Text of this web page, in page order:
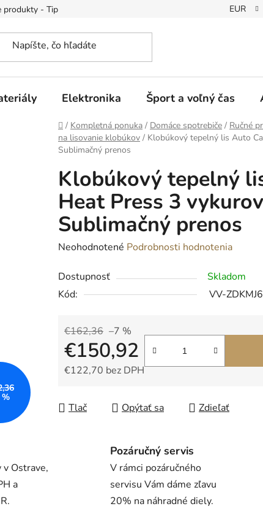
produkty - Tipy a triky Moja
EUR
Elektronika Šport a voľný čas
Domov
/ Kompletná ponuka / Domáce spotrebiče / Ručné
na lisovanie klobúkov / Klobúkový tepelný lis Auto
Sublimačný prenos
Klobúkový tepelný
Heat Press 3
Sublimačný prenos
Priemerné
produktu
je
Neohodnotené Podrobnosti hodnotenia
Dostupnosť
Skladom
Kód:
VV-
€162,36 –7 %
€150,92
€122,70 bez DPH
Tlač Opýtať sa Zdieľať
%
Ostrave,
a
Pozáručný servis
V rámci pozáručného
servisu Vám dáme zľavu
20% na náhradné diely.